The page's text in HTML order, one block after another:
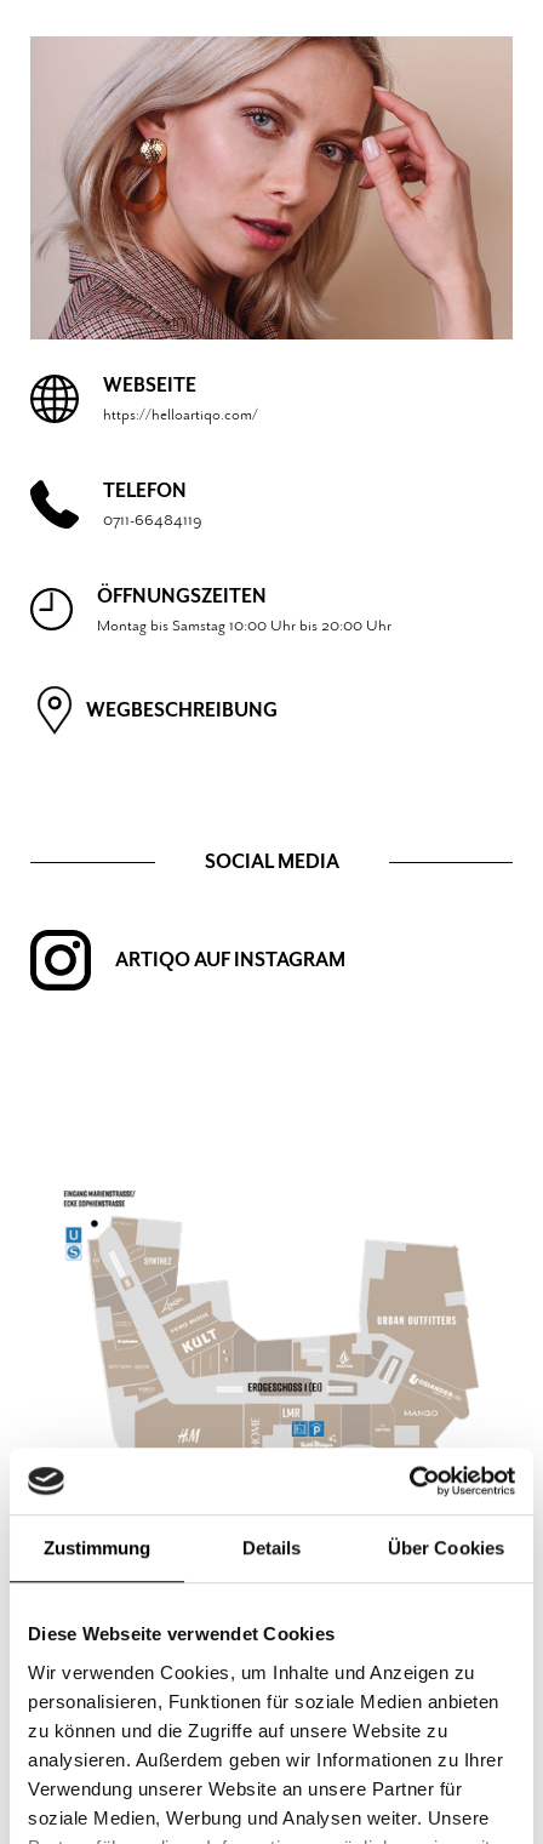
Zustimmung Details Über Cookies
Diese Webseite verwendet Cookies
Wir verwenden Cookies, um Inhalte und Anzeigen zu
personalisieren, Funktionen für soziale Medien anbieten
zu können und die Zugriffe auf unsere Website zu
analysieren. Außerdem geben wir Informationen zu Ihrer
Verwendung unserer Website an unsere Partner für
soziale Medien, Werbung und Analysen weiter. Unsere
WEBSEITE
https://helloartiqo.com/
TELEFON
0711-66484119
ÖFFNUNGSZEITEN
Montag bis Samstag 10:00 Uhr bis 20:00 Uhr
WEGBESCHREIBUNG
SOCIAL MEDIA
ARTIQO AUF INSTAGRAM
Shops im Gerber
Le's Nails